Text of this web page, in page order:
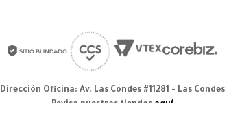
Dirección Oficina: Av. Las Condes #11281 - Las Condes
Revisa nuestras tiendas aquí